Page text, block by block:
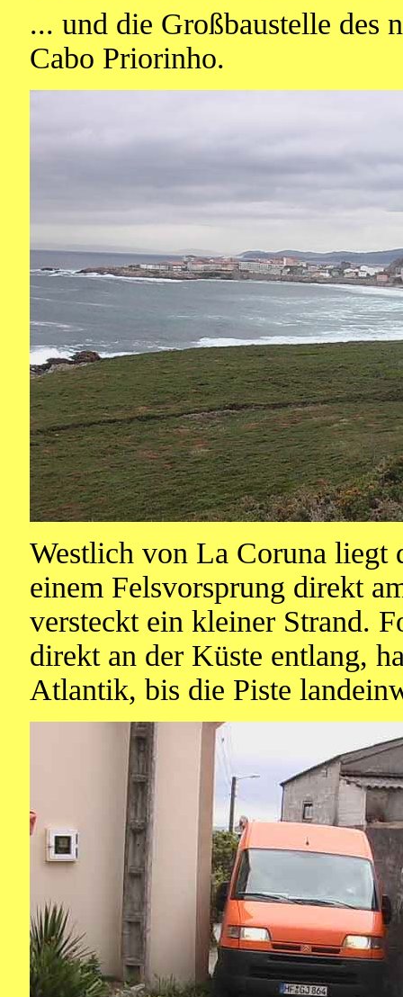
... und die Großbaustelle des
Cabo Priorinho.
Westlich von La Coruna liegt
einem Felsvorsprung direkt
versteckt ein kleiner Strand.
direkt an der Küste entlang,
Atlantik, bis die Piste